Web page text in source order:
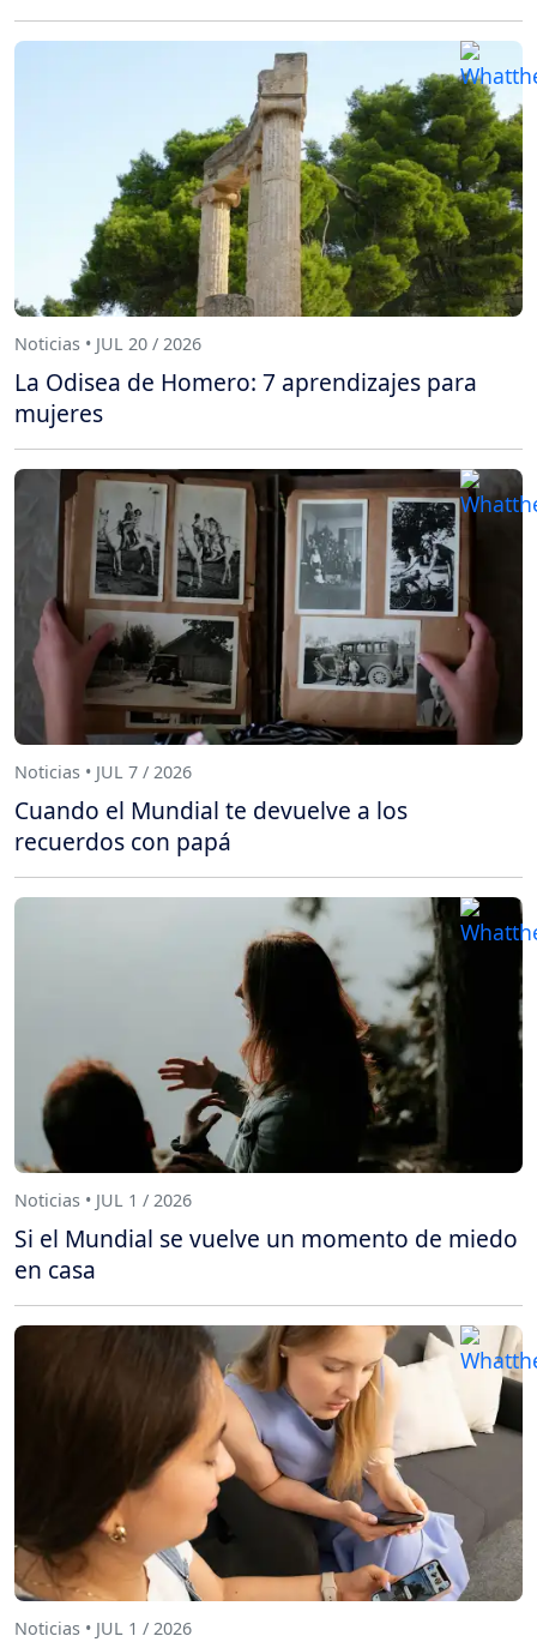
Noticias • JUL 20 / 2026
La Odisea de Homero: 7 aprendizajes para
mujeres
Noticias • JUL 7 / 2026
Cuando el Mundial te devuelve a los
recuerdos con papá
Noticias • JUL 1 / 2026
Si el Mundial se vuelve un momento de miedo
en casa
Noticias • JUL 1 / 2026